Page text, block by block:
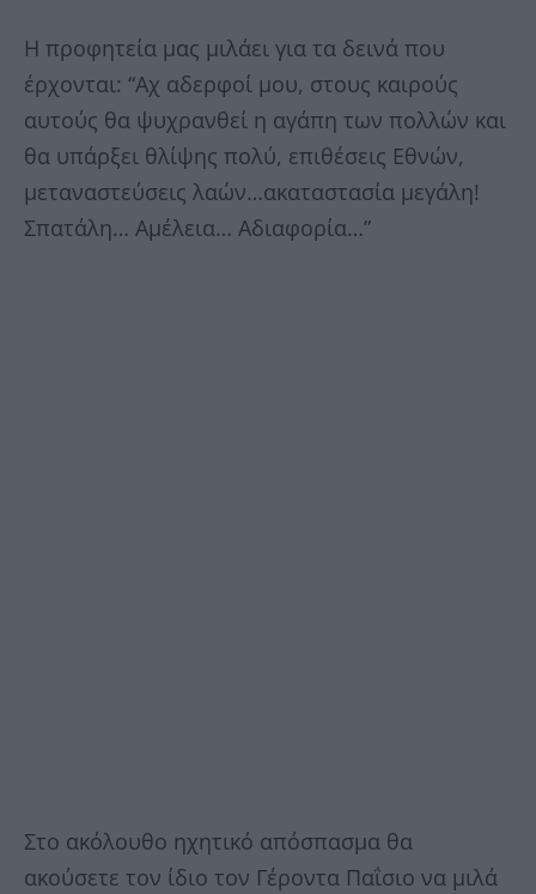
Η προφητεία μας μιλάει για τα δεινά που
έρχονται: “Αχ αδερφοί μου, στους καιρούς
αυτούς θα ψυχρανθεί η αγάπη των πολλών και
θα υπάρξει θλίψης πολύ, επιθέσεις Εθνών,
μεταναστεύσεις λαών…ακαταστασία μεγάλη!
Σπατάλη… Αμέλεια… Αδιαφορία…”
Στο ακόλουθο ηχητικό απόσπασμα θα
ακούσετε τον ίδιο τον Γέροντα Παΐσιο να μιλά